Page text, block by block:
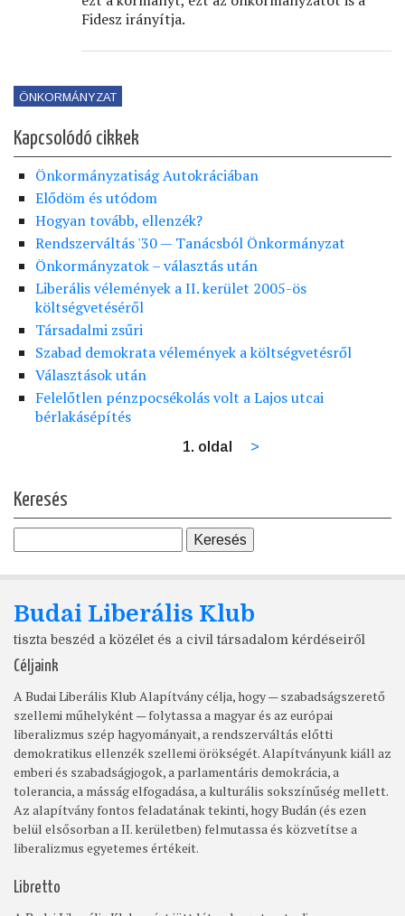
Fidesz irányítja.
ÖNKORMÁNYZAT
Kapcsolódó cikkek
Önkormányzatiság Autokráciában
Elődöm és utódom
Hogyan tovább, ellenzék?
Rendszerváltás '30 — Tanácsból Önkormányzat
Önkormányzatok – választás után
Liberális vélemények a II. kerület 2005-ös
költségvetéséről
Társadalmi zsűri
Szabad demokrata vélemények a költségvetésről
Választások után
Felelőtlen pénzpocsékolás volt a Lajos utcai
bérlakásépítés
1. oldal
Következő
>
Keresés
Budai Liberális Klub
tiszta beszéd a közélet és a civil társadalom kérdéseiről
Céljaink
A Budai Liberális Klub Alapítvány célja, hogy — szabadságszerető
szellemi műhelyként — folytassa a magyar és az európai
liberalizmus szép hagyományait, a rendszerváltás előtti
demokratikus ellenzék szellemi örökségét. Alapítványunk kiáll az
emberi és szabadságjogok, a parlamentáris demokrácia, a
tolerancia, a másság elfogadása, a kulturális sokszínűség mellett.
Az alapítvány fontos feladatának tekinti, hogy Budán (és ezen
belül elsősorban a II. kerületben) felmutassa és közvetítse a
liberalizmus egyetemes értékeit.
Libretto